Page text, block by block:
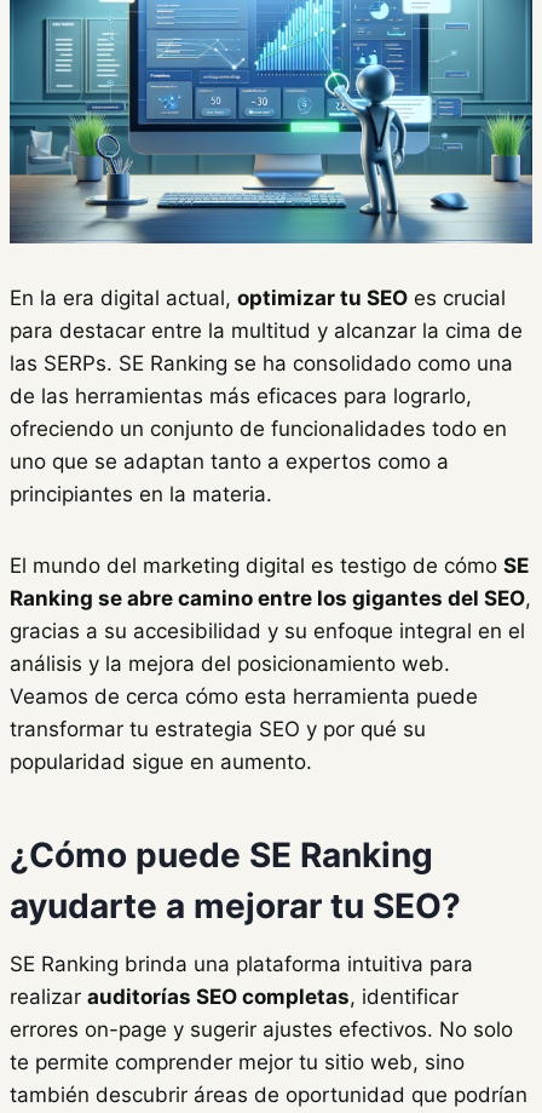
En la era digital actual, optimizar tu SEO es crucial
para destacar entre la multitud y alcanzar la cima de
las SERPs. SE Ranking se ha consolidado como una
de las herramientas más eficaces para lograrlo,
ofreciendo un conjunto de funcionalidades todo en
uno que se adaptan tanto a expertos como a
principiantes en la materia.
El mundo del marketing digital es testigo de cómo SE
Ranking se abre camino entre los gigantes del SEO,
gracias a su accesibilidad y su enfoque integral en el
análisis y la mejora del posicionamiento web.
Veamos de cerca cómo esta herramienta puede
transformar tu estrategia SEO y por qué su
popularidad sigue en aumento.
¿Cómo puede SE Ranking
ayudarte a mejorar tu SEO?
SE Ranking brinda una plataforma intuitiva para
realizar auditorías SEO completas, identificar
errores on-page y sugerir ajustes efectivos. No solo
te permite comprender mejor tu sitio web, sino
también descubrir áreas de oportunidad que podrían